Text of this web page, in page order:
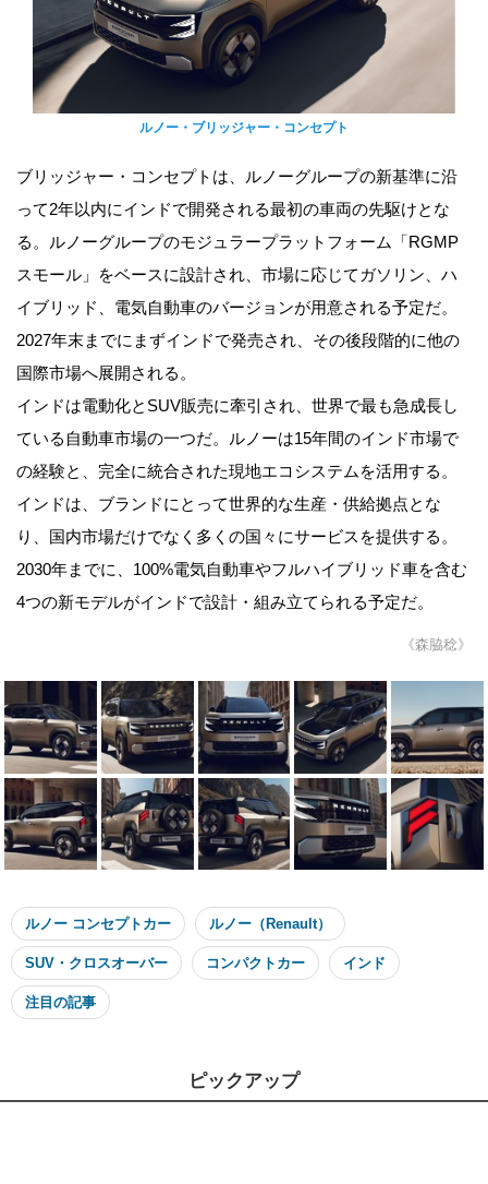
ルノー・ブリッジャー・コンセプト
ブリッジャー・コンセプトは、ルノーグループの新基準に沿
って2年以内にインドで開発される最初の車両の先駆けとな
る。ルノーグループのモジュラープラットフォーム「RGMP
スモール」をベースに設計され、市場に応じてガソリン、ハ
イブリッド、電気自動車のバージョンが用意される予定だ。
2027年末までにまずインドで発売され、その後段階的に他の
国際市場へ展開される。
インドは電動化とSUV販売に牽引され、世界で最も急成長し
ている自動車市場の一つだ。ルノーは15年間のインド市場で
の経験と、完全に統合された現地エコシステムを活用する。
インドは、ブランドにとって世界的な生産・供給拠点とな
り、国内市場だけでなく多くの国々にサービスを提供する。
2030年までに、100%電気自動車やフルハイブリッド車を含む
4つの新モデルがインドで設計・組み立てられる予定だ。
《森脇稔》
ルノー コンセプトカー ルノー（Renault）
SUV・クロスオーバー コンパクトカー インド
注目の記事
ピックアップ